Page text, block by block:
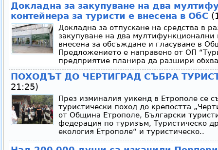
Докладна за закупуване на два
контейнера за туристи е внесена в ОбС
Докладна за отпускане на средства в
закупуване на два мултифункционални
внесена за обсъждане и гласуване в
Предложението е направено от ОП
предприятие планира да разшири
ПОХОДЪТ ДО ЧЕРТИГРАД СЪБРА
21:25)
През изминалия уикенд в Етрополе се
туристически поход до крепостта
от Община Етрополе, Български
федерация по туризъм, Туристическо
екология Етрополе“ и туристическо..